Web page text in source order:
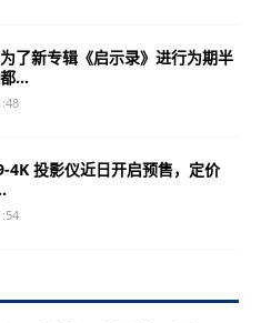
新专辑《启示录》进行为期半
...
投影仪近日开启预售，定价